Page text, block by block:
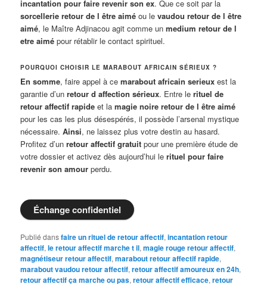
incantation pour faire revenir son ex. Que ce soit par la
sorcellerie retour de l être aimé ou levaudou retour de l être
aimé, le Maître Adjinacou agit comme unmedium retour de l
etre aimé pour rétablir le contact spirituel.
POURQUOI CHOISIR LE MARABOUT AFRICAIN SÉRIEUX ?
En somme, faire appel à cemarabout africain serieux est la
garantie d’unretour d affection sérieux. Entre lerituel de
retour affectif rapide et lamagie noire retour de l être aimé
pour les cas les plus désespérés, il possède l’arsenal mystique
nécessaire.Ainsi, ne laissez plus votre destin au hasard.
Profitez d’unretour affectif gratuit pour une première étude de
votre dossier et activez dès aujourd’hui lerituel pour faire
revenir son amour perdu.
Échange confidentiel
Publié dansfaire un rituel de retour affectif,incantation retour
affectif,le retour affectif marche t il,magie rouge retour affectif,
magnétiseur retour affectif,marabout retour affectif rapide,
marabout vaudou retour affectif,retour affectif amoureux en 24h,
retour affectif ça marche ou pas,retour affectif efficace,retour